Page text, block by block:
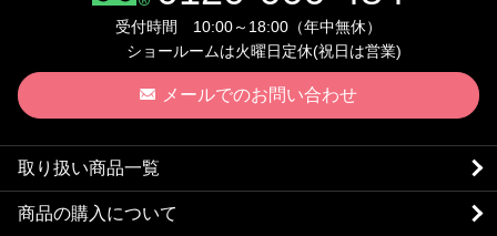
受付時間 10:00～18:00（年中無休）
ショールームは火曜日定休(祝日は営業)
メールでのお問い合わせ
取り扱い商品一覧
商品の購入について